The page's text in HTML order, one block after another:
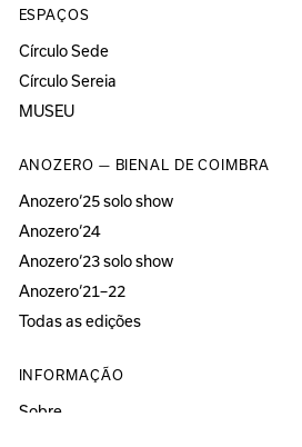
ESPAÇOS
Círculo Sede
Círculo Sereia
MUSEU
ANOZERO — BIENAL DE COIMBRA
Anozero‘25 solo show
Anozero‘24
Anozero‘23 solo show
Anozero‘21–22
Todas as edições
INFORMAÇÃO
Sobre